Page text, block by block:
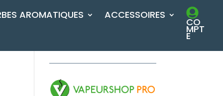
AROMATIQUES ACCESSOIRES
CO
MPT
E